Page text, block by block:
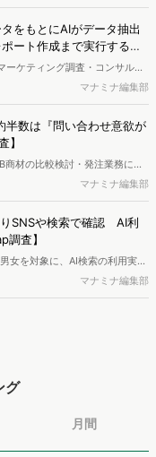
シュボード「Rasta!
Audience：ラスタ）」の機能
ことを発表しました。
をもとにAIがデータ抽出
ート作成まで実行する
供開始
ーケティング調査・コンサルテ
ァリューズは、国内最大規模
したマーケティングリサーチ
の新機能として、AIが市場分
自律的にサポートする
始いたしました。
マナミナ編集部
半数は『問い合わせ意欲が
】
材の比較検討・発注業務に携
っぽさに関する意識調査を実施
マナミナ編集部
SNSや検索で確認 AI利
調査】
女を対象に、AI検索の利用実態
いるかを調査し、結果を公開し
マナミナ編集部
グ
月間